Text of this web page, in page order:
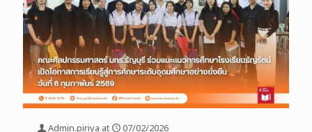
Admin.piriya at 07/02/2026